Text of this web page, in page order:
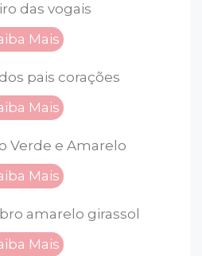
das vogais
Mais
pais corações
Mais
Verde e Amarelo
Mais
amarelo girassol
Mais